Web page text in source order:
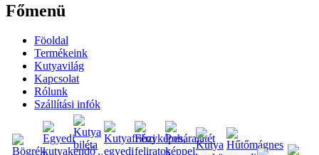
Főmenü
Föoldal
Termékeink
Kutyavilág
Kapcsolat
Rólunk
Szállítási infók